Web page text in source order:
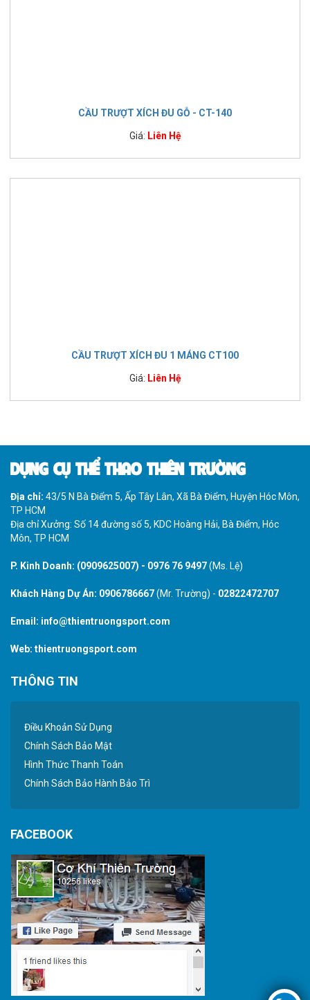
CẦU TRƯỢT XÍCH ĐU GỖ - CT-140
Giá: Liên Hệ
CẦU TRƯỢT XÍCH ĐU 1 MÁNG CT100
Giá: Liên Hệ
DỤNG CỤ THỂ THAO THIÊN TRƯỜNG
Địa chỉ: 43/5 N Bà Điểm 5, Ấp Tây Lân, Xã Bà Điểm, Huyện Hóc Môn,
TP HCM
Địa chỉ Xưởng: Số 14 đường số 5, KDC Hoàng Hải, Bà Điểm, Hóc
Môn, TP HCM
P. Kinh Doanh: (0909625007) - 0976 76 9497(Ms. Lệ)
Khách Hàng Dự Án: 0906786667(Mr. Trường) - 02822472707
Email: info@thientruongsport.com
Web: thientruongsport.com
THÔNG TIN
Điều Khoản Sử Dụng
Chính Sách Bảo Mật
Hình Thức Thanh Toán
Chính Sách Bảo Hành Bảo Trì
FACEBOOK